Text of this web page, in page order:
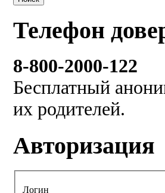
Телефон
8-800-2000-122
Бесплатный
их родителей.
Авторизация
Логин